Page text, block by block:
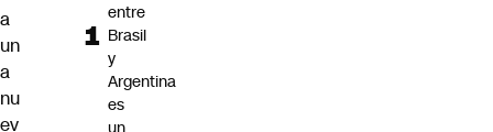
a
un
a
nu
ev
entre
Brasil
y
Argentina
es
un